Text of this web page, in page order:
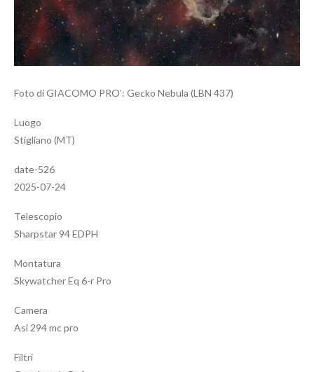
Foto di GIACOMO PRO’: Gecko Nebula (LBN 437)
Luogo
Stigliano (MT)
date-526
2025-07-24
Telescopio
Sharpstar 94 EDPH
Montatura
Skywatcher Eq 6-r Pro
Camera
Asi 294 mc pro
Filtri